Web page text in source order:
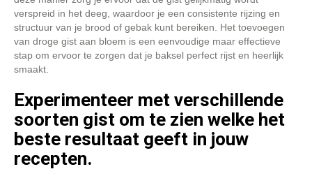
verspreid in het deeg, waardoor je een consistente rijzing en
structuur van je brood of gebak kunt bereiken. Het toevoegen
van droge gist aan bloem is een eenvoudige maar effectieve
stap om ervoor te zorgen dat je baksel perfect rijst en heerlijk
smaakt.
Experimenteer met verschillende
soorten gist om te zien welke het
beste resultaat geeft in jouw
recepten.